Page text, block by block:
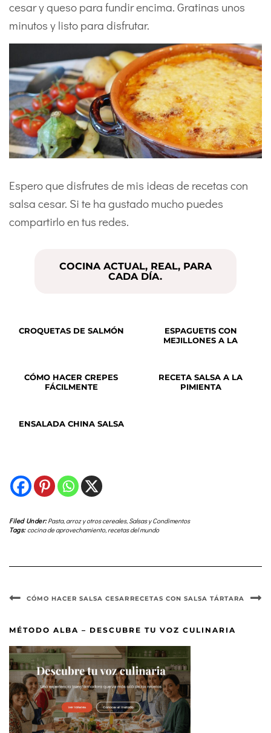
cesar y queso para fundir encima. Gratinas unos
minutos y listo para disfrutar.
Espero que disfrutes de mis ideas de recetas con
salsa cesar. Si te ha gustado mucho puedes
compartirlo en tus redes.
COCINA ACTUAL, REAL, PARA
CADA DÍA.
CROQUETAS DE SALMÓN
ESPAGUETIS CON
MEJILLONES A LA
CÓMO HACER CREPES
FÁCILMENTE
RECETA SALSA A LA
PIMIENTA
ENSALADA CHINA SALSA
Filed Under:Pasta, arroz y otros cereales, Salsas y Condimentos
Tags: cocina de aprovechamiento,recetas del mundo
CÓMO HACER SALSA CESARRECETAS CON SALSA TÁRTARA
MÉTODO ALBA – DESCUBRE TU VOZ CULINARIA